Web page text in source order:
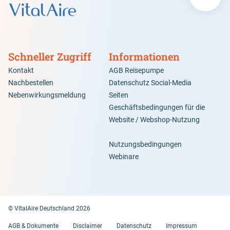
Schneller Zugriff
Kontakt
Nachbestellen
Nebenwirkungsmeldung
Informationen
AGB Reisepumpe
Datenschutz Social-Media
Seiten
Geschäftsbedingungen für die
Website / Webshop-Nutzung
Nutzungsbedingungen
Webinare
© VitalAire Deutschland 2026
AGB & Dokumente Disclaimer Datenschutz Impressum